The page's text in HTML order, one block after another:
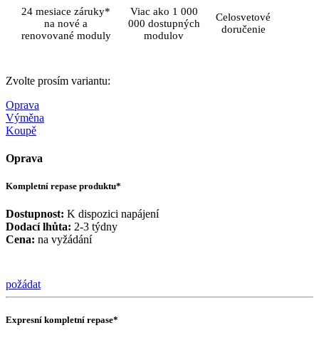
24 mesiace záruky*
na nové a
renovované moduly
Viac ako 1 000
000 dostupných
modulov
Celosvetové
doručenie
Zvolte prosím variantu:
Oprava
Výměna
Koupě
Oprava
Kompletní repase produktu*
Dostupnost: K dispozici napájení
Dodací lhůta: 2-3 týdny
Cena: na vyžádání
požádat
Expresní kompletní repase*